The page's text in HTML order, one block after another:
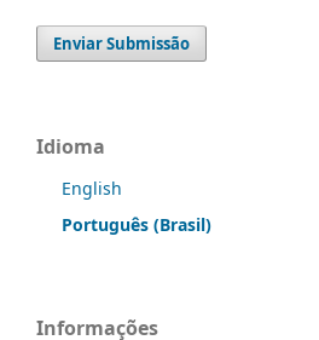
Enviar Submissão
Idioma
English
Português (Brasil)
Informações